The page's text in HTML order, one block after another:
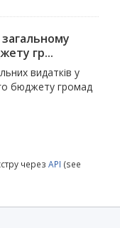
загальному
гр...
видатків у
бюджету громад
через API (see